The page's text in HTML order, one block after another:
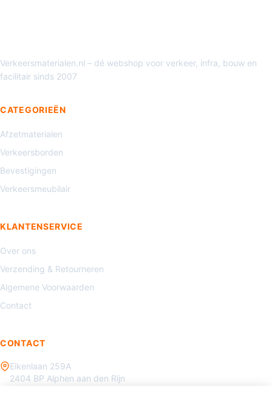
Verkeersmaterialen.nl – dé webshop voor verkeer, infra, bouw en
facilitair sinds 2007
CATEGORIEËN
Afzetmaterialen
Verkeersborden
Bevestigingen
Verkeersmeubilair
KLANTENSERVICE
Over ons
Verzending & Retourneren
Algemene Voorwaarden
Contact
CONTACT
Eikenlaan 259A
2404 BP Alphen aan den Rijn